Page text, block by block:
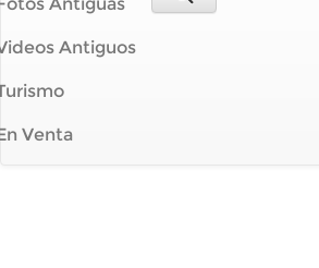
Antiguos
Venta